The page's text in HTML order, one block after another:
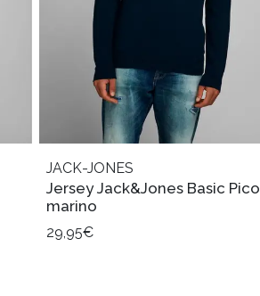
JACK-JONES
Jersey Jack&Jones Basic Pico
marino
29,95€